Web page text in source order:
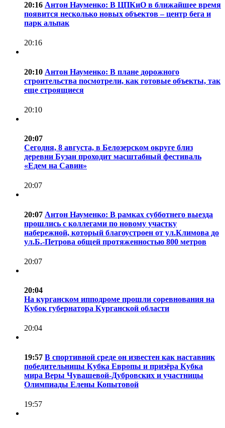
20:16 Антон Науменко: В ЦПКиО в ближайшее время
появится несколько новых объектов – центр бега и
парк альпак
20:16
20:10 Антон Науменко: В плане дорожного
строительства посмотрели, как готовые объекты, так
еще строящиеся
20:10
20:07
Сегодня, 8 августа, в Белозерском округе близ
деревни Бузан проходит масштабный фестиваль
«Едем на Савин»
20:07
20:07 Антон Науменко: В рамках субботнего выезда
прошлись с коллегами по новому участку
набережной, который благоустроен от ул.Климова до
ул.Б.-Петрова общей протяженностью 800 метров
20:07
20:04
На курганском ипподроме прошли соревнования на
Кубок губернатора Курганской области
20:04
19:57 В спортивной среде он известен как наставник
победительницы Кубка Европы и призёра Кубка
мира Веры Чувашевой-Дубровских и участницы
Олимпиады Елены Копытовой
19:57